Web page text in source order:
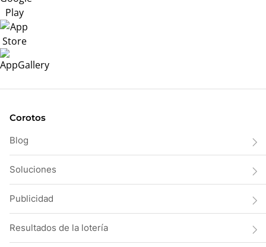
Corotos
Blog
Soluciones
Publicidad
Resultados de la lotería